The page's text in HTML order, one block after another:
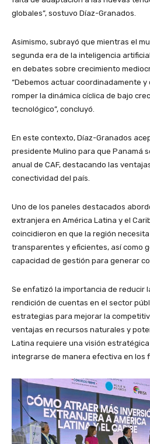
globales”, sostuvo Díaz-Granados.
Asimismo, subrayó que mientras el
segunda era de la inteligencia
en debates sobre crecimiento
“Debemos actuar coordinadamente
romper la dinámica cíclica de bajo
tecnológico”, concluyó.
En este contexto, Díaz-Granados
presidente Mulino para que Panamá
anual de CAF, destacando las
conectividad del país.
Uno de los paneles destacados
extranjera en América Latina y el
coincidieron en que la región
transparentes y eficientes, así como
capacidad de gestión para generar
Se enfatizó la importancia de reducir
rendición de cuentas en el sector
estrategias para mejorar la
ventajas en recursos naturales y
Latina requiere una visión
integrarse de manera efectiva en los